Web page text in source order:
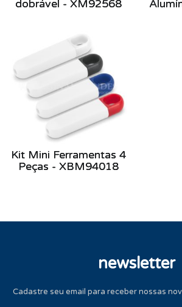
dobrável - XM92568
Kit Mini Ferramentas 4
Peças - XBM94018
newsletter
Cadastre seu email para receber nossas